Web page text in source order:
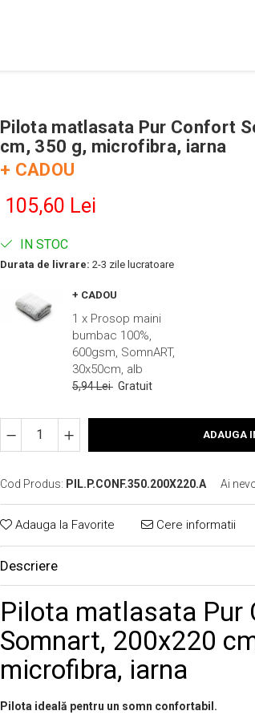
Pilota matlasata Pur Confort
cm, 350 g, microfibra, iarna
+ CADOU
105,60 Lei
IN STOC
Durata de livrare: 2-3 zile lucratoare
+ CADOU
1 x Prosop maini
bumbac 100%,
600gsm, SomnART,
30x50cm, alb
5,94 LeiGratuit
ADAUGA
Cod Produs: PIL.P.CONF.350.200X220.A Ai
Adauga la Favorite Cere informatii
Descriere
Pilota matlasata Pur
Somnart, 200x220
microfibra, iarna
Pilota ideală pentru un somn confortabil.